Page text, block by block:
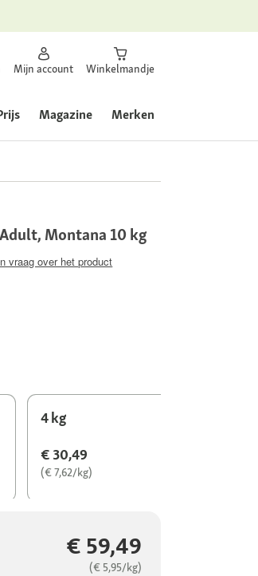
Mijn account Winkelmandje
Magazine Merken
Montana 10 kg
vraag over het product
4 kg
€ 30,49
(€ 7,62/kg)
€ 59,49
(€ 5,95/kg)